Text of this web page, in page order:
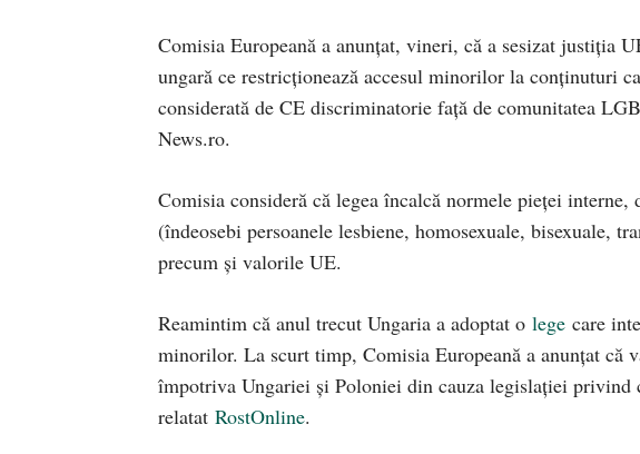
Comisia Europeană a anunţat, vineri, că a sesizat justiţia
ungară ce restricţionează accesul minorilor la conţinuturi
considerată de CE discriminatorie faţă de comunitatea
News.ro.
Comisia consideră că legea încalcă normele pieţei
(îndeosebi persoanele lesbiene, homosexuale, bisexuale,
precum şi valorile UE.
Reamintim că anul trecut Ungaria a adoptat o lege care
minorilor. La scurt timp, Comisia Europeană a anunțat că
împotriva Ungariei și Poloniei din cauza legislației privind
relatat RostOnline.